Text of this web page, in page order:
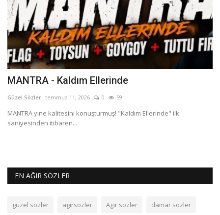
MANTRA - Kaldım Ellerinde
Güzel Sözler temmuz 11, 2026 0 59
MANTRA yine kalitesini konuşturmuş! "Kaldım Ellerinde" ilk
saniyesinden itibaren...
EN AĞIR SÖZLER
güzel sözler agırsozler Agir sözler damar sözler